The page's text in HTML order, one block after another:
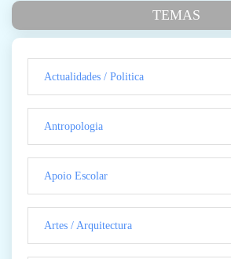
TEMAS
Actualidades / Politica
Antropologia
Apoio Escolar
Artes / Arquitectura